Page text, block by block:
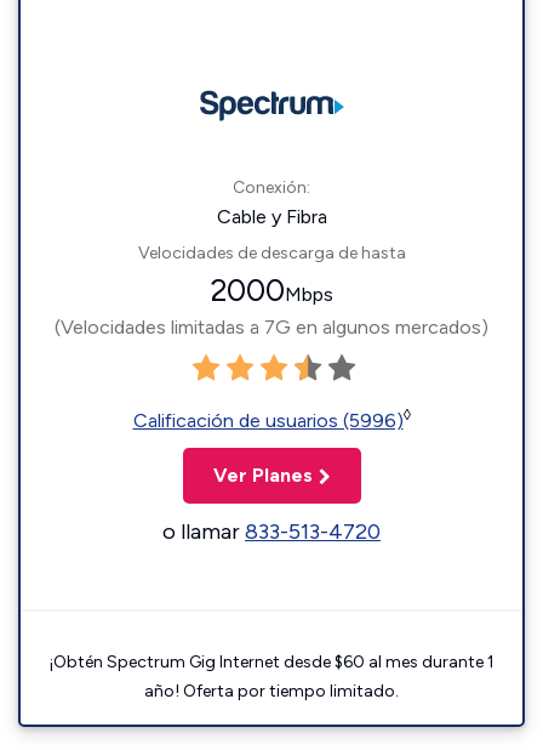
Conexión:
Cable y Fibra
Velocidades de descarga de hasta
2000Mbps
(Velocidades limitadas a 7G en algunos mercados)
Calificación de usuarios (5996)◊
Ver Planes
o llamar833-513-4720
¡Obtén Spectrum Gig Internet desde $60 al mes durante 1
año! Oferta por tiempo limitado.